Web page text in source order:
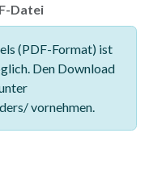
Datei
(PDF-Format) ist
Den Download
vornehmen.